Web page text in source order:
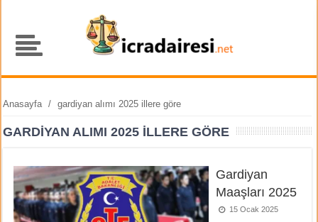
Anasayfa / gardiyan alımı 2025 illere göre
GARDIYAN ALIMI 2025 ILLERE GÖRE
Gardiyan
Maaşları 2025
15 Ocak 2025